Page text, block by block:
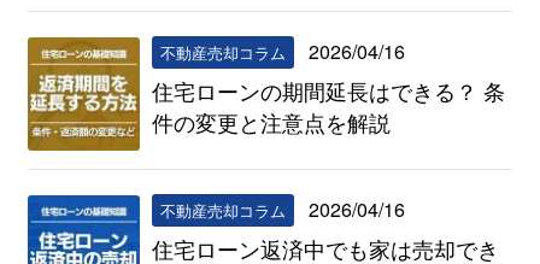
不動産売却コラム 2026/04/16
住宅ローンの期間延長はできる？ 条
件の変更と注意点を解説
不動産売却コラム 2026/04/16
住宅ローン返済中でも家は売却でき